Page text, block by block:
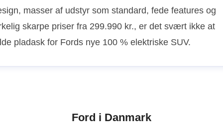
masser af udstyr som standard, fede features og
skarpe priser fra 299.990 kr., er det svært ikke at
pladask for Fords nye 100 % elektriske SUV.
Ford i Danmark